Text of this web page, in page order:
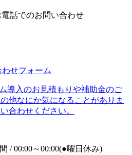
電話でのお問い合わせ
せフォーム
導入のお見積もりや補助金のご
他なにか気になることがありま
合わせください。
/ 00:00～00:00(●曜日休み)